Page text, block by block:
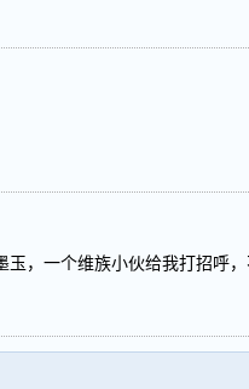
玉，一个维族小伙给我打招呼